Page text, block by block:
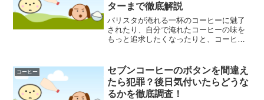
ターまで徹底解説
バリスタが淹れる一杯のコーヒーに魅了
されたり、自分で淹れたコーヒーの味を
もっと追求したくなったりと、コーヒー
く、その知識を深め、形にしたいと考え
たとき、選択肢として浮か...
コーヒー
セブンコーヒーのボタンを間違え
たら犯罪？後日気付いたらどうな
るかを徹底調査！